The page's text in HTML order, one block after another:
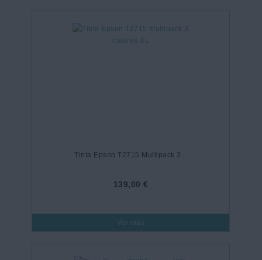
Tinta Epson T2715 Multipack 3 ..
139,00 €
Ver más